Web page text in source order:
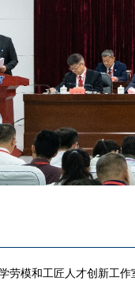
劳模和工匠人才创新工